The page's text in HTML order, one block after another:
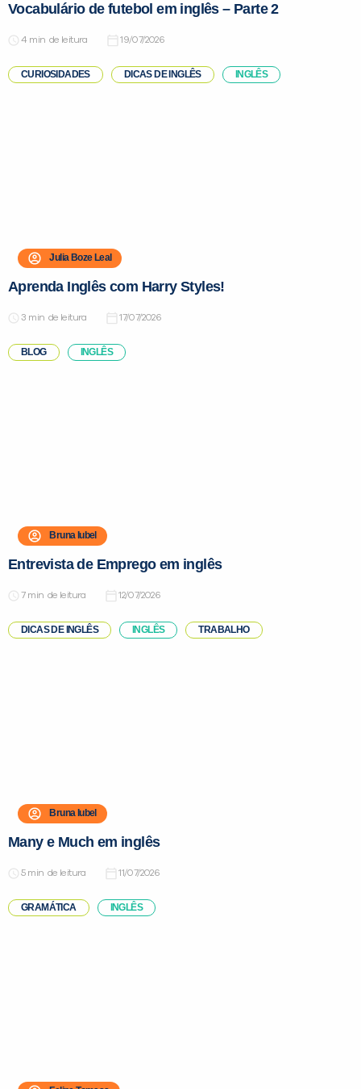
Vocabulário de futebol em inglês – Parte 2
de leitura 19/07/2026
CURIOSIDADES DICAS DE INGLÊS INGLÊS
Julia Boze Leal
Aprenda Inglês com Harry Styles!
de leitura 17/07/2026
BLOG INGLÊS
Bruna Iubel
Entrevista de Emprego em inglês
de leitura 12/07/2026
DICAS DE INGLÊS INGLÊS TRABALHO
Bruna Iubel
Many e Much em inglês
de leitura 11/07/2026
GRAMÁTICA INGLÊS